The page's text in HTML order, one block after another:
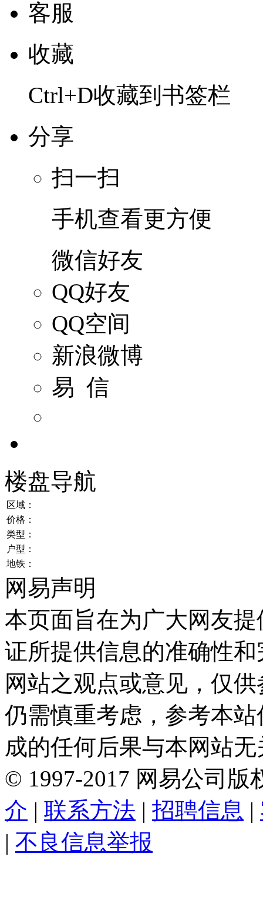
客服
收藏
Ctrl+D收藏到书签栏
分享
扫一扫
手机查看更方便
微信好友
QQ好友
QQ空间
新浪微博
易 信
楼盘导航
区域：
价格：
类型：
户型：
地铁：
网易声明
本页面旨在为广大网友
证所提供信息的准确性
网站之观点或意见，仅
仍需慎重考虑，参考本
成的任何后果与本网站
© 1997-2017 网易公司版
介 | 联系方法 | 招聘信息 |
| 不良信息举报